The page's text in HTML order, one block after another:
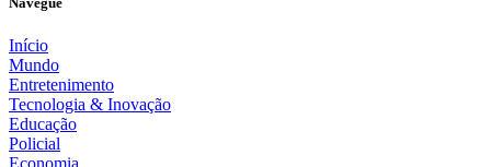
Início
Mundo
Entretenimento
Tecnologia & Inovação
Educação
Policial